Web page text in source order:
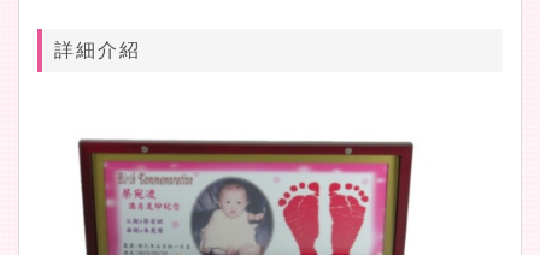
詳細介紹